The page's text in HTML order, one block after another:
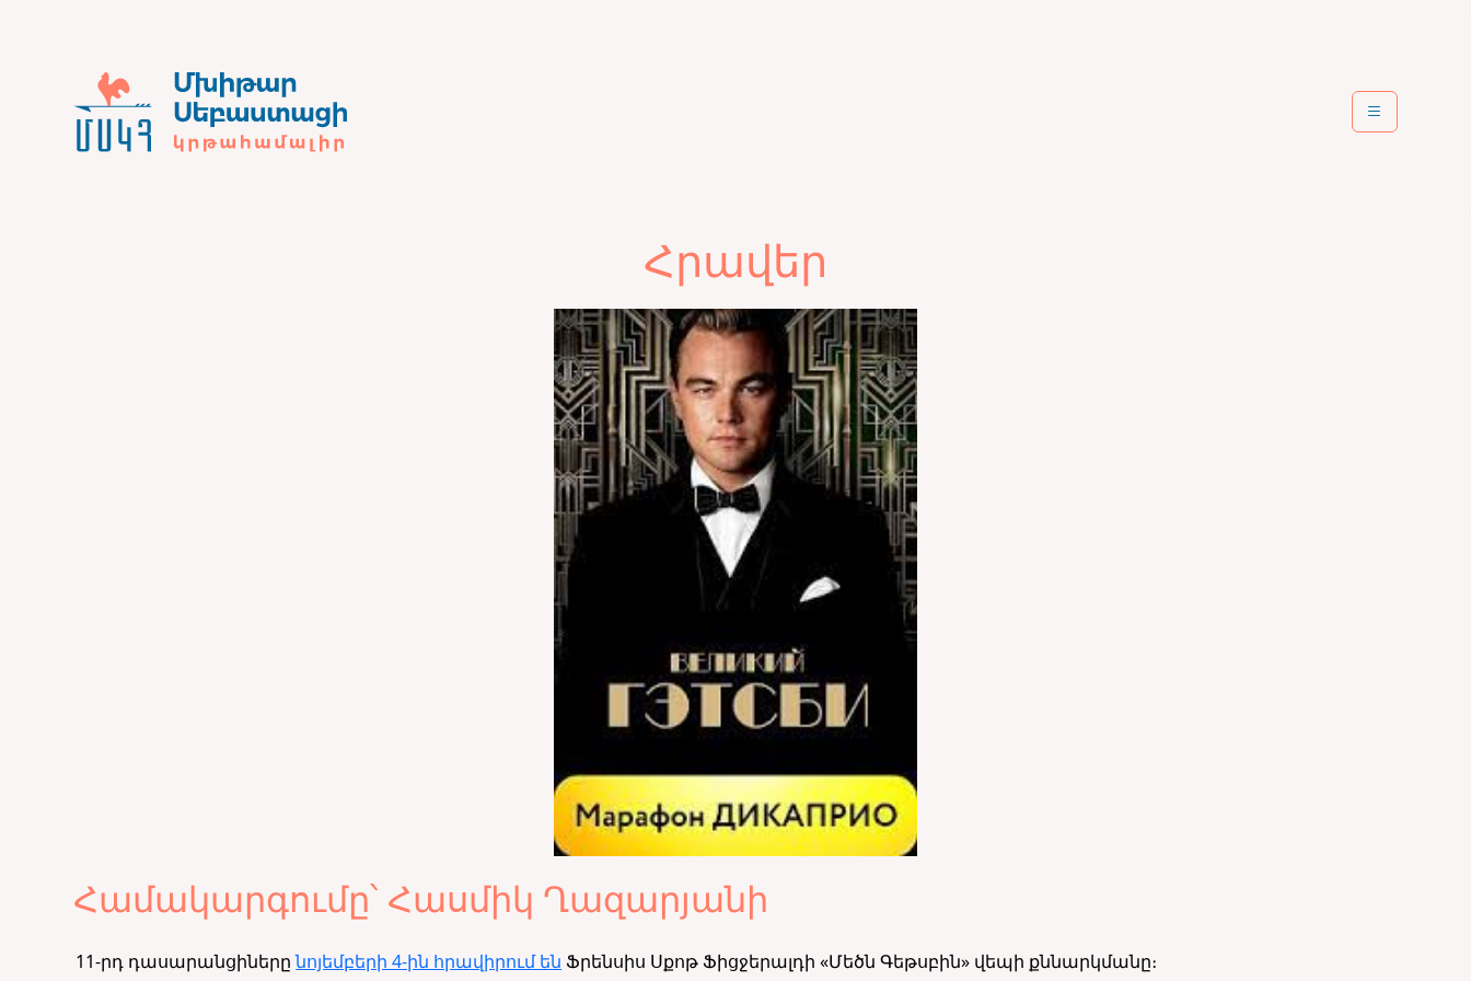
Հրավեր
Համակարգումը՝ Հասմիկ Ղազարյանի
11-րդ դասարանցիներընոյեմբերի 4-ին հրավիրում են Ֆրենսիս Սքոթ Ֆիցջերալդի «Մեծն Գեթսբին» վեպի քննարկմանը։